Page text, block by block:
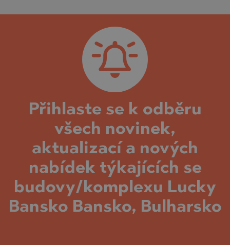
Přihlaste se k odběru
všech novinek,
aktualizací a nových
nabídek týkajících se
budovy/komplexu Lucky
Bansko Bansko, Bulharsko